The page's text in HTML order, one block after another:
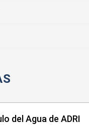
del Agua de ADRI